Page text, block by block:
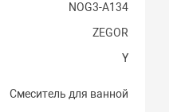
NOG3-A134
ZEGOR
Y
Смеситель для ванной